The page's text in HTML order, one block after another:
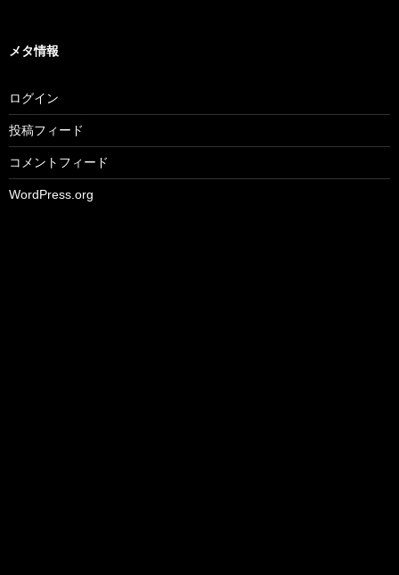
メタ情報
ログイン
投稿フィード
コメントフィード
WordPress.org